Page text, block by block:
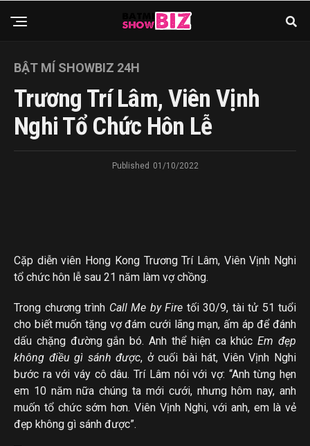
BẬT MÍ SHOWBIZ 24H
Trương Trí Lâm, Viên Vịnh
Nghi Tổ Chức Hôn Lễ
Published 01/10/2022
Cặp diễn viên Hong Kong Trương Trí Lâm, Viên Vịnh Nghi
tổ chức hôn lễ sau 21 năm làm vợ chồng.
Trong chương trình Call Me by Fire tối 30/9, tài tử 51 tuổi
cho biết muốn tặng vợ đám cưới lãng mạn, ấm áp để đánh
dấu chặng đường gắn bó. Anh thể hiện ca khúcEm đẹp
không điều gì sánh được, ở cuối bài hát, Viên Vịnh Nghi
bước ra với váy cô dâu. Trí Lâm nói với vợ: “Anh từng hẹn
em 10 năm nữa chúng ta mới cưới, nhưng hôm nay, anh
muốn tổ chức sớm hơn. Viên Vịnh Nghi, với anh, em là vẻ
đẹp không gì sánh được”.